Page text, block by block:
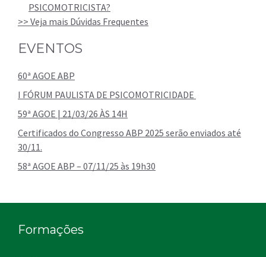
PSICOMOTRICISTA?
>> Veja mais Dúvidas Frequentes
EVENTOS
60ª AGOE ABP
I FÓRUM PAULISTA DE PSICOMOTRICIDADE
59ª AGOE | 21/03/26 ÀS 14H
Certificados do Congresso ABP 2025 serão enviados até
30/11.
58ª AGOE ABP – 07/11/25 às 19h30
Formações